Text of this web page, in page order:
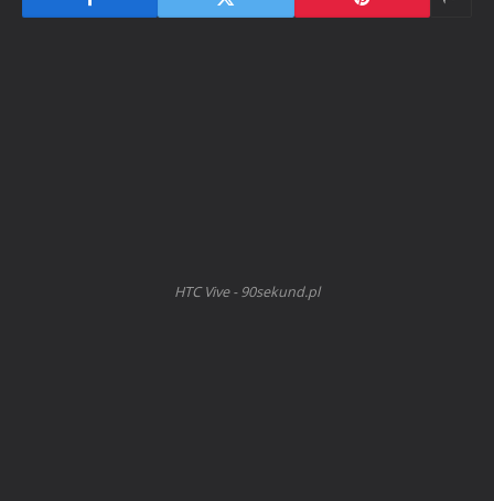
HTC Vive - 90sekund.pl